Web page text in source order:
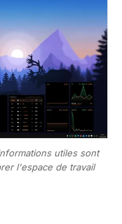
utiles sont
l'espace de travail